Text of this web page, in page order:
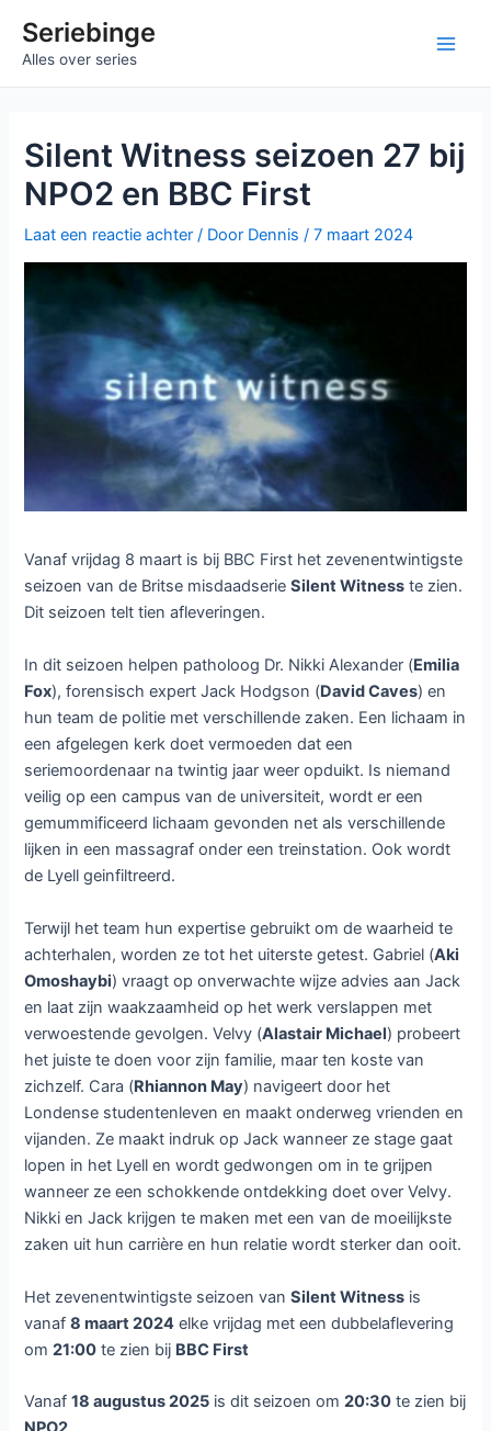
naarSeriebinge
Alles over series
Silent Witness seizoen 27 bij
NPO2 en BBC First
Laat een reactie achter / Door Dennis/7 maart 2024
Vanaf vrijdag 8 maart is bij BBC First het zevenentwintigste
seizoen van de Britse misdaadserieSilent Witness te zien.
Dit seizoen telt tien afleveringen.
In dit seizoen helpen patholoog Dr. Nikki Alexander (Emilia
Fox), forensisch expert Jack Hodgson (David Caves) en
hun team de politie met verschillende zaken. Een lichaam in
een afgelegen kerk doet vermoeden dat een
seriemoordenaar na twintig jaar weer opduikt. Is niemand
veilig op een campus van de universiteit, wordt er een
gemummificeerd lichaam gevonden net als verschillende
lijken in een massagraf onder een treinstation. Ook wordt
de Lyell geinfiltreerd.
Terwijl het team hun expertise gebruikt om de waarheid te
achterhalen, worden ze tot het uiterste getest. Gabriel (Aki
Omoshaybi) vraagt op onverwachte wijze advies aan Jack
en laat zijn waakzaamheid op het werk verslappen met
verwoestende gevolgen. Velvy (Alastair Michael) probeert
het juiste te doen voor zijn familie, maar ten koste van
zichzelf. Cara (Rhiannon May) navigeert door het
Londense studentenleven en maakt onderweg vrienden en
vijanden. Ze maakt indruk op Jack wanneer ze stage gaat
lopen in het Lyell en wordt gedwongen om in te grijpen
wanneer ze een schokkende ontdekking doet over Velvy.
Nikki en Jack krijgen te maken met een van de moeilijkste
zaken uit hun carrière en hun relatie wordt sterker dan ooit.
Het zevenentwintigste seizoen vanSilent Witness is
vanaf8 maart 2024 elke vrijdag met een dubbelaflevering
om21:00 te zien bij BBC First
Vanaf18 augustus 2025 is dit seizoen om20:30 te zien bij